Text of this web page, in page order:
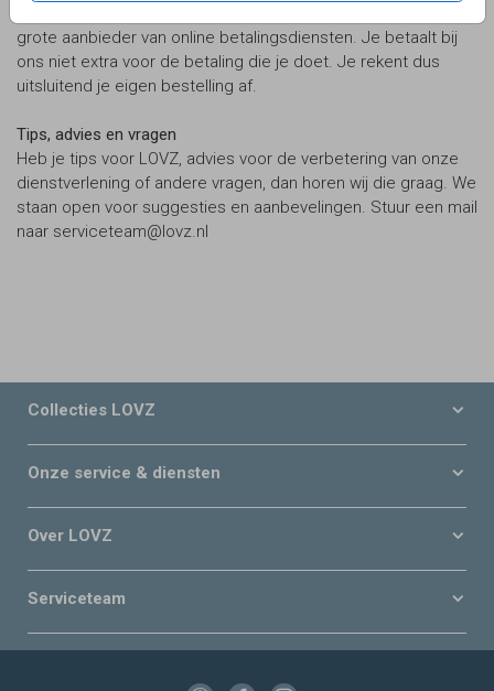
grote aanbieder van online betalingsdiensten. Je betaalt bij
ons niet extra voor de betaling die je doet. Je rekent dus
uitsluitend je eigen bestelling af.
Tips, advies en vragen
Heb je tips voor LOVZ, advies voor de verbetering van onze
dienstverlening of andere vragen, dan horen wij die graag. We
staan open voor suggesties en aanbevelingen. Stuur een mail
naar serviceteam@lovz.nl
Collecties LOVZ
Onze service & diensten
Over LOVZ
Serviceteam